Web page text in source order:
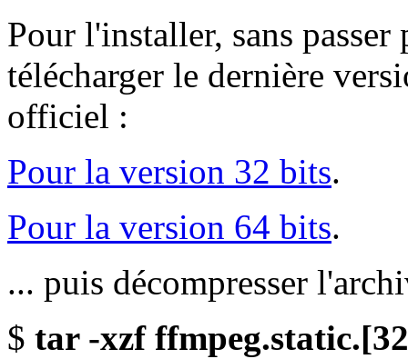
Pour l'installer, sans
télécharger le dernière
officiel :
Pour la version 32 bits.
Pour la version 64 bits.
... puis décompresser
$ tar -xzf